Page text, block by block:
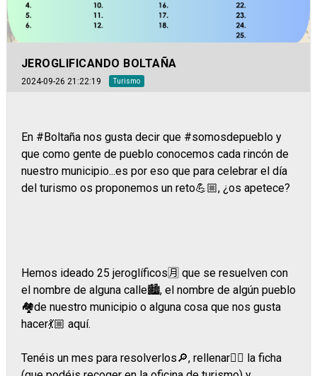
JEROGLIFICANDO BOLTAÑA
2024-09-26 21:22:19 Turismo
En #Boltaña nos gusta decir que #somosdepueblo y
que como gente de pueblo conocemos cada rincón de
nuestro municipio...es por eso que para celebrar el día
del turismo os proponemos un reto💪🏼, ¿os apetece?
Hemos ideado 25 jeroglíficos🈷️ que se resuelven con
el nombre de alguna calle🏙️, el nombre de algún pueblo
🏘️de nuestro municipio o alguna cosa que nos gusta
hacer💃🏼 aquí.
Tenéis un mes para resolverlos🔎, rellenar✍🏼 la ficha